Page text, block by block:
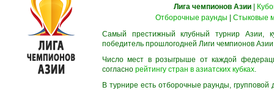
Лига чемпионов Азии
Отборочные раунды
Стыковые
Самый престижный клубный турнир Азии,
победитель прошлогодней Лиги чемпионов
Число мест в розыгрыше от каждой
согласно рейтингу стран в азиатских кубках.
В турнире есть отборочные раунды,